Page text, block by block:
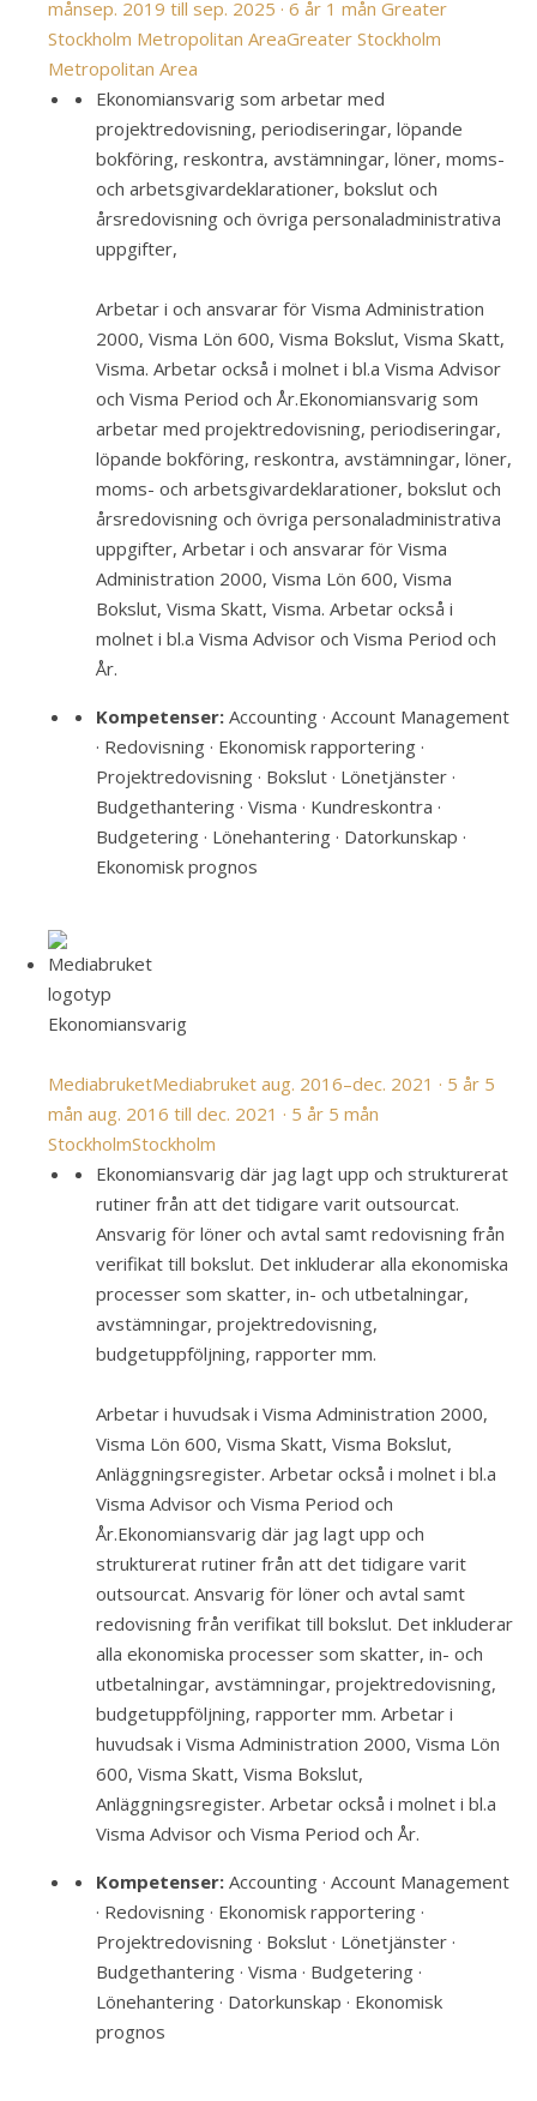
månsep. 2019 till sep. 2025 · 6 år 1 mån Greater
Stockholm Metropolitan AreaGreater Stockholm
Metropolitan Area
Ekonomiansvarig som arbetar med
projektredovisning, periodiseringar, löpande
bokföring, reskontra, avstämningar, löner, moms-
och arbetsgivardeklarationer, bokslut och
årsredovisning och övriga personaladministrativa
uppgifter,
Arbetar i och ansvarar för Visma Administration
2000, Visma Lön 600, Visma Bokslut, Visma Skatt,
Visma. Arbetar också i molnet i bl.a Visma Advisor
och Visma Period och År.Ekonomiansvarig som
arbetar med projektredovisning, periodiseringar,
löpande bokföring, reskontra, avstämningar, löner,
moms- och arbetsgivardeklarationer, bokslut och
årsredovisning och övriga personaladministrativa
uppgifter, Arbetar i och ansvarar för Visma
Administration 2000, Visma Lön 600, Visma
Bokslut, Visma Skatt, Visma. Arbetar också i
molnet i bl.a Visma Advisor och Visma Period och
År.
Kompetenser: Accounting · Account Management
· Redovisning · Ekonomisk rapportering ·
Projektredovisning · Bokslut · Lönetjänster ·
Budgethantering · Visma · Kundreskontra ·
Budgetering · Lönehantering · Datorkunskap ·
Ekonomisk prognos
Ekonomiansvarig
MediabruketMediabruket aug. 2016–dec. 2021 · 5 år 5
mån aug. 2016 till dec. 2021 · 5 år 5 mån
StockholmStockholm
Ekonomiansvarig där jag lagt upp och strukturerat
rutiner från att det tidigare varit outsourcat.
Ansvarig för löner och avtal samt redovisning från
verifikat till bokslut. Det inkluderar alla ekonomiska
processer som skatter, in- och utbetalningar,
avstämningar, projektredovisning,
budgetuppföljning, rapporter mm.
Arbetar i huvudsak i Visma Administration 2000,
Visma Lön 600, Visma Skatt, Visma Bokslut,
Anläggningsregister. Arbetar också i molnet i bl.a
Visma Advisor och Visma Period och
År.Ekonomiansvarig där jag lagt upp och
strukturerat rutiner från att det tidigare varit
outsourcat. Ansvarig för löner och avtal samt
redovisning från verifikat till bokslut. Det inkluderar
alla ekonomiska processer som skatter, in- och
utbetalningar, avstämningar, projektredovisning,
budgetuppföljning, rapporter mm. Arbetar i
huvudsak i Visma Administration 2000, Visma Lön
600, Visma Skatt, Visma Bokslut,
Anläggningsregister. Arbetar också i molnet i bl.a
Visma Advisor och Visma Period och År.
Kompetenser: Accounting · Account Management
· Redovisning · Ekonomisk rapportering ·
Projektredovisning · Bokslut · Lönetjänster ·
Budgethantering · Visma · Budgetering ·
Lönehantering · Datorkunskap · Ekonomisk
prognos